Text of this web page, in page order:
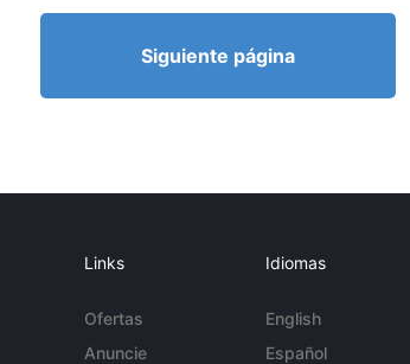
Siguiente página
Links
Ofertas
Anuncie
Idiomas
English
Español